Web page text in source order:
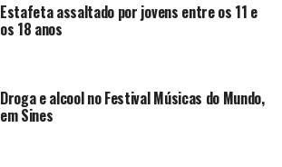
Estafeta assaltado por jovens entre os 11 e
os 18 anos
Droga e alcool no Festival Músicas do Mundo,
em Sines